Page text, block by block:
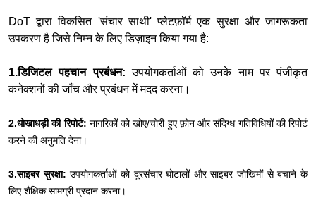
DoT द्वारा विकसित 'संचार साथी' प्लेटफ़ॉर्म एक सुरक्षा और जागरूकता
उपकरण है जिसे निम्न के लिए डिज़ाइन किया गया है:
1.डिजिटल पहचान प्रबंधन: उपयोगकर्ताओं को उनके नाम पर पंजीकृत
कनेक्शनों की जाँच और प्रबंधन में मदद करना।
2.धोखाधड़ी की रिपोर्ट: नागरिकों को खोए/चोरी हुए फ़ोन और संदिग्ध गतिविधियों की रिपोर्ट
करने की अनुमति देना।
3.साइबर सुरक्षा:उपयोगकर्ताओं को दूरसंचार घोटालों और साइबर जोखिमों से बचाने के
लिए शैक्षिक सामग्री प्रदान करना।